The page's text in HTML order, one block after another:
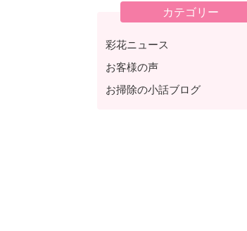
カテゴリー
彩花ニュース
お客様の声
お掃除の小話ブログ